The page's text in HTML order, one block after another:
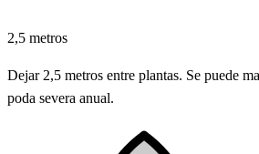
2,5 metros
Dejar 2,5 metros entre plantas. Se puede
poda severa anual.